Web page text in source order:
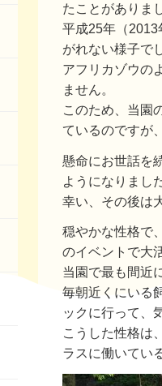
たことがありま
平成25年（2013
がれない様子で
アフリカゾウの
ません。
このため、当園
ているのですが
懸命にお世話を
ようになりまし
幸い、その後は
穏やかな性格で
のイベントで大
当園で最も間近
毎朝近くにいる
ックに行って、
こうした性格は
ラスに働いてい